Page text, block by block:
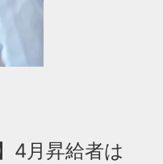
4月昇給者は